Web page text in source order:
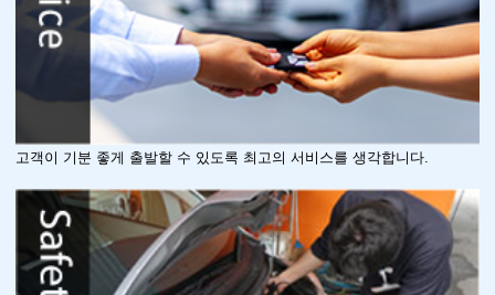
고객이 기분 좋게 출발할 수 있도록 최고의 서비스를 생각합니다.